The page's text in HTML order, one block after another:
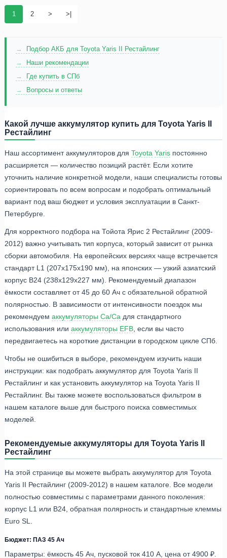
1 2 > >|
Подбор АКБ для Toyota Yaris II Рестайлинг
Наши рекомендации
Где купить в СПб
Вопросы и ответы
Какой лучше аккумулятор купить для Toyota Yaris II
Рестайлинг
Наш ассортимент аккумуляторов для Toyota Yaris постоянно
расширяется — количество позиций растёт. Если хотите
уточнить наличие конкретной модели, наши специалисты готовы
сориентировать по всем вопросам и подобрать оптимальный
вариант под ваш бюджет и условия эксплуатации в Санкт-
Петербурге.
Для корректного подбора на Тойота Ярис 2 Рестайлинг (2009-
2012) важно учитывать тип корпуса, который зависит от рынка
сборки автомобиля. На европейских версиях чаще встречается
стандарт L1 (207x175x190 мм), на японских — узкий азиатский
корпус B24 (238x129x227 мм). Рекомендуемый диапазон
ёмкости составляет от 45 до 60 Ач с обязательной обратной
полярностью. В зависимости от интенсивности поездок мы
рекомендуем аккумуляторы Ca/Ca для стандартного
использования или аккумуляторы EFB , если вы часто
передвигаетесь на короткие дистанции в городском цикле СПб.
Чтобы не ошибиться в выборе, рекомендуем изучить наши
инструкции: как подобрать аккумулятор для Toyota Yaris II
Рестайлинг и как установить аккумулятор на Toyota Yaris II
Рестайлинг. Вы также можете воспользоваться фильтром в
нашем каталоге выше для быстрого поиска совместимых
моделей.
Рекомендуемые аккумуляторы для Toyota Yaris II
Рестайлинг
На этой странице вы можете выбрать аккумулятор для Toyota
Yaris II Рестайлинг (2009-2012) в нашем каталоге. Все модели
полностью совместимы с параметрами данного поколения:
корпус L1 или B24, обратная полярность и стандартные клеммы
Euro SL.
Бюджет: ПАЗ 45 Ач
Параметры: ёмкость 45 Ач, пусковой ток 410 А, цена от 4900 ₽.